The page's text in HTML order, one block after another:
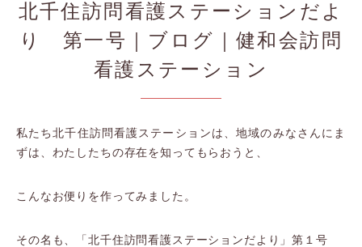
北千住訪問看護ステーションだよ
り 第一号｜ブログ｜健和会訪問
看護ステーション
私たち北千住訪問看護ステーションは、地域のみなさんにま
ずは、わたしたちの存在を知ってもらおうと、
こんなお便りを作ってみました。
その名も、「北千住訪問看護ステーションだより」第１号